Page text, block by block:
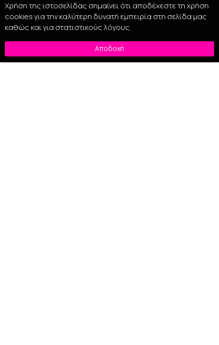
Coiffance Argan Sun Bi-Phase Hair Protection 150ml
Χρήση της ιστοσελίδας σημαίνει ότι αποδέχεστε τη χρήση
cookies για την καλύτερη δυνατή εμπειρία στη σελίδα μας
καθώς και για στατιστικούς λόγους.
Αποδοχή